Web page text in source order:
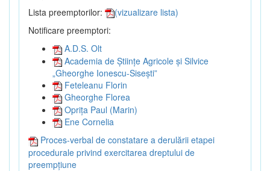
Lista preemptorilor:
(vizualizare lista)
Notificare preemptori:
A.D.S. Olt
Academia de Științe Agricole și Silvice
„Gheorghe Ionescu-Sisești”
Feteleanu Florin
Gheorghe Florea
Oprița Paul (Marin)
Ene Cornelia
Proces-verbal de constatare a derulării etapei
procedurale privind exercitarea dreptului de
preempțiune